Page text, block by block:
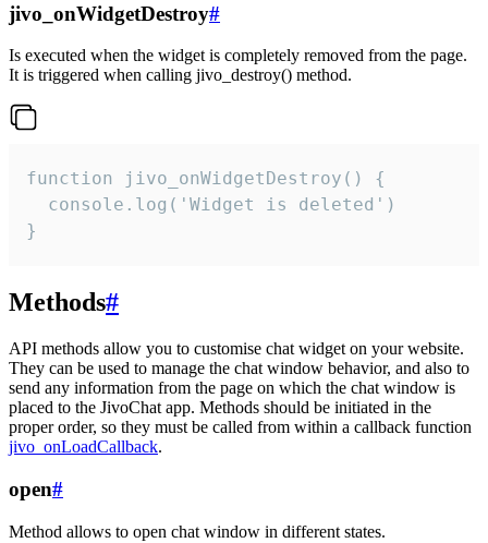
jivo_onWidgetDestroy#
Is executed when the widget is completely removed from the page.
It is triggered when calling jivo_destroy() method.
function jivo_onWidgetDestroy() {
  console.log('Widget is deleted')
}
Methods#
API methods allow you to customise chat widget on your website.
They can be used to manage the chat window behavior, and also to
send any information from the page on which the chat window is
placed to the JivoChat app. Methods should be initiated in the
proper order, so they must be called from within a callback function
jivo_onLoadCallback.
open#
Method allows to open chat window in different states.